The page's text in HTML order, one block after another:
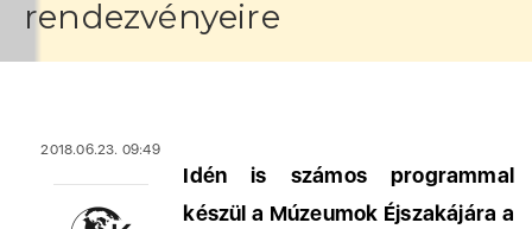
rendezvényeire
2018.06.23. 09:49
Idén is számos programmal
készül a Múzeumok Éjszakájára a